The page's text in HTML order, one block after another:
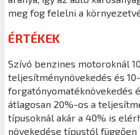
meg fog felelni a
ÉRTÉKEK
Szívó benzines motoroknál
teljesítménynövekedés és
forgatónyomatéknövekedés
átlagosan 20%-os a
típusoknál akár a 40% is
növekedése típustól